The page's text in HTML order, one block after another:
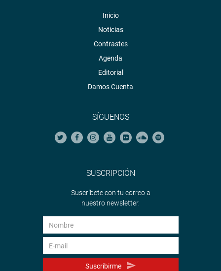
Inicio
Noticias
Contrastes
Agenda
Editorial
Damos Cuenta
SÍGUENOS
SUSCRIPCIÓN
Suscríbete con tu correo a
nuestro newsletter.
Suscribirme